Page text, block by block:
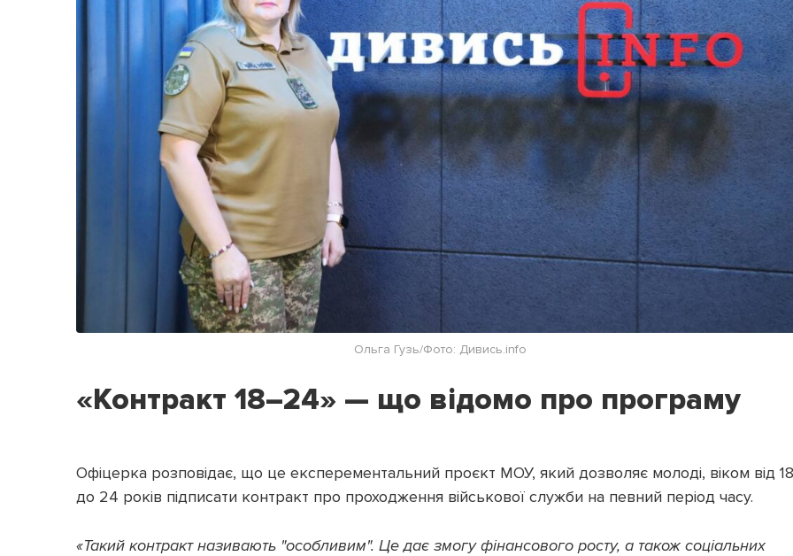
Ольга Гузь/Фото: Дивись.info
«Контракт 18–24» — що відомо про програму
Офіцерка розповідає, що це експерементальний проєкт МОУ, який дозволяє молоді, віком від 18
до 24 років підписати контракт про проходження військової служби на певний період часу.
«Такий контракт називають "особливим". Це дає змогу фінансового росту, а також соціальних